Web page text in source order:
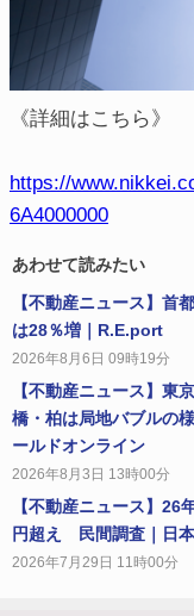
《詳細はこちら》
https://
6A4000000
あわせて読みたい
【不動産ニュース】首
は28％増｜R.E.port
2026年8月6日 09時19分
【不動産ニュース】東
橋・柏は局地バブルの
ールドオンライン
2026年8月3日 13時00分
【不動産ニュース】26
円超え 民間調査｜日
2026年7月29日 11時00分